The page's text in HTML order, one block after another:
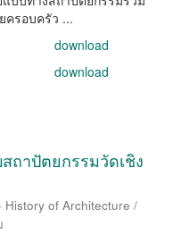
ครอบครัว ...
download
download
ถาปัตยกรรมวัดเชิง
of Architecture /